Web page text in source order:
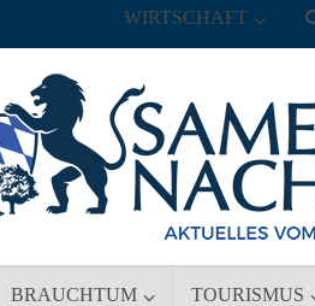
BRAUCHTUM TOURISMUS
WIRTSCHAFT